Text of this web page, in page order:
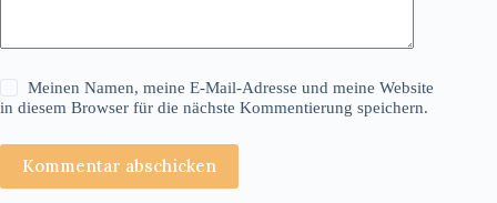
Meinen Namen, meine E-Mail-Adresse und meine Website
in diesem Browser für die nächste Kommentierung speichern.
Kommentar abschicken